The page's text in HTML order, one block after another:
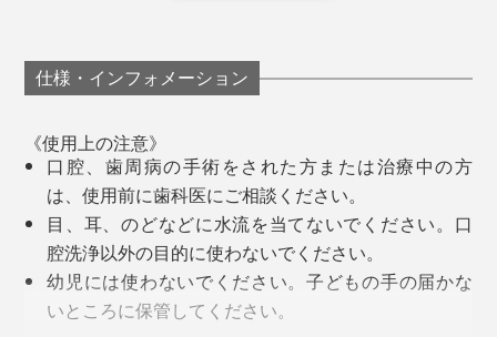
※撮影のために、口を開けて撮影しています。洗浄中は、水がこぼれるので、口を
軽く閉じるか、お風呂場での使用をおすすめします。
口の中に水が溜まったら、吐き出してください。目に見
えない歯垢や細菌がドバッ。時には、出血することも。
わたしは、自分では歯に挟まっていることに気づかなか
った、小豆の皮がポロッと出てきて、驚きました。
おやつに大福を食べて、歯磨きをした後だったのに、こ
んな食べカスが残っていたとは！
口腔洗浄器に慣れていない初心者や、歯を見ながらジェ
運よく早期に見つかって、ホッとした反面、フロスを使
っていても、「磨き残し」から虫歯になることを思い知
なので、『APIYOO』の口腔洗浄器は、いまの私にもっ
てこい。
一日の終わり、歯ブラシの後に、『APIYOO』、フロ
ス、マウスウォッシュの順でケアするようになりまし
仕様・インフォメーション
《使用上の注意》
口腔、歯周病の手術をされた方または治療中の方
は、使用前に歯科医にご相談ください。
目、耳、のどなどに水流を当てないでください。口
腔洗浄以外の目的に使わないでください。
幼児には使わないでください。子どもの手の届かな
いところに保管してください。